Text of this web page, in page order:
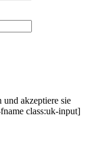
und akzeptiere sie
class:uk-input]